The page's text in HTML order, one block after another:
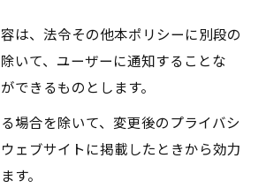
は、法令その他本ポリシーに別段の
いて、ユーザーに通知することな
できるものとします。
場合を除いて、変更後のプライバシ
ェブサイトに掲載したときから効力
す。